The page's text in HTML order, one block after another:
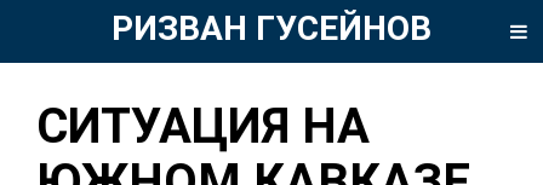
РИЗВАН ГУСЕЙНОВ
СИТУАЦИЯ НА